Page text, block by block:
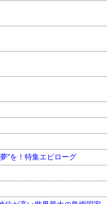
”を！特集エピローグ